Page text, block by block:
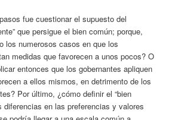
fue cuestionar el supuesto del
que persigue el bien común; porque,
los numerosos casos en que los
medidas que favorecen a unos pocos? O
entonces que los gobernantes apliquen
a ellos mismos, en detrimento de los
Por último, ¿cómo definir el “bien
diferencias en las preferencias y valores